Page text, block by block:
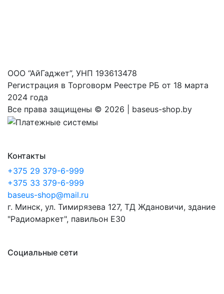
ООО “АйГаджет”, УНП 193613478
Регистрация в Торговорм Реестре РБ от 18 марта
2024 года
Все права защищены © 2026 | baseus-shop.by
Контакты
+375 29 379-6-999
+375 33 379-6-999
baseus-shop@mail.ru
г. Минск, ул. Тимирязева 127, ТД Ждановичи, здание
"Радиомаркет", павильон E30
Социальные сети